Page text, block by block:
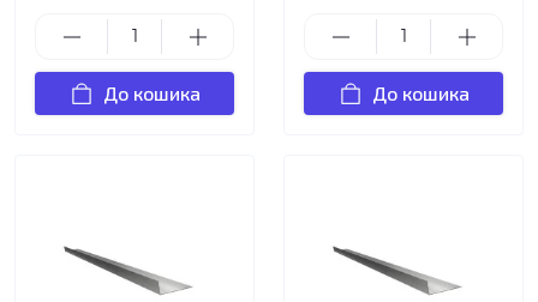
До кошика До кошика